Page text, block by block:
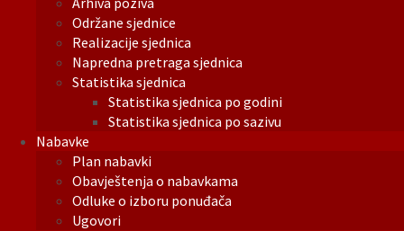
Održane sjednice
Realizacije sjednica
Napredna pretraga sjednica
Statistika sjednica
Statistika sjednica po godini
Statistika sjednica po sazivu
Nabavke
Plan nabavki
Obavještenja o nabavkama
Odluke o izboru ponuđača
Ugovori